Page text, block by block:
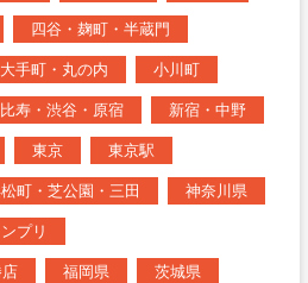
四谷・麹町・半蔵門
大手町・丸の内 小川町
寿・渋谷・原宿 新宿・中野
東京 東京駅
町・芝公園・三田 神奈川県
プリ
福岡県 茨城県